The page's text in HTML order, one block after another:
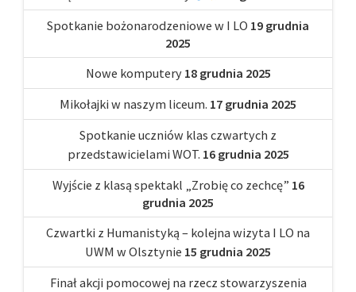
Spotkanie bożonarodzeniowe w I LO 19 grudnia
2025
Nowe komputery 18 grudnia 2025
Mikołajki w naszym liceum. 17 grudnia 2025
Spotkanie uczniów klas czwartych z
przedstawicielami WOT. 16 grudnia 2025
Wyjście z klasą spektakl „Zrobię co zechcę” 16
grudnia 2025
Czwartki z Humanistyką – kolejna wizyta I LO na
UWM w Olsztynie 15 grudnia 2025
Finał akcji pomocowej na rzecz stowarzyszenia